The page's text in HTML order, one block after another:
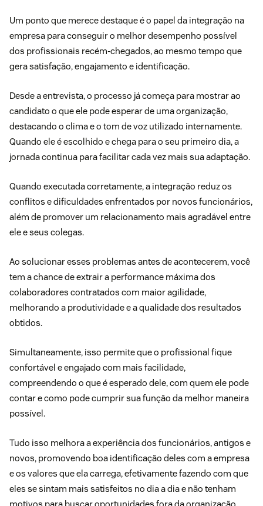
Um ponto que merece destaque é o papel da integração na
empresa para conseguir o melhor desempenho possível
dos profissionais recém-chegados, ao mesmo tempo que
gera satisfação, engajamento e identificação.
Desde a entrevista, o processo já começa para mostrar ao
candidato o que ele pode esperar de uma organização,
destacando o clima e o tom de voz utilizado internamente.
Quando ele é escolhido e chega para o seu primeiro dia, a
jornada continua para facilitar cada vez mais sua adaptação.
Quando executada corretamente, a integração reduz os
conflitos e dificuldades enfrentados por novos funcionários,
além de promover um relacionamento mais agradável entre
ele e seus colegas.
Ao solucionar esses problemas antes de acontecerem, você
tem a chance de extrair a performance máxima dos
colaboradores contratados com maior agilidade,
melhorando a produtividade e a qualidade dos resultados
obtidos.
Simultaneamente, isso permite que o profissional fique
confortável e engajado com mais facilidade,
compreendendo o que é esperado dele, com quem ele pode
contar e como pode cumprir sua função da melhor maneira
possível.
Tudo isso melhora aexperiência dos funcionários, antigos e
novos, promovendo boa identificação deles com a empresa
e os valores que ela carrega, efetivamente fazendo com que
eles se sintam mais satisfeitos no dia a dia e não tenham